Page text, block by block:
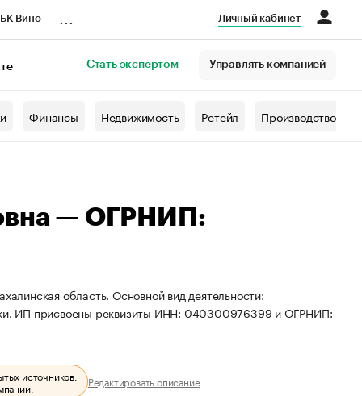
Вино Личный кабинет
Стать экспертом Управлять компанией
Финансы Недвижимость Ретейл Производство
— ОГРНИП:
область. Основной вид деятельности:
ИП присвоены реквизиты ИНН: 040300976399 и ОГРНИП:
источников.
Редактировать описание